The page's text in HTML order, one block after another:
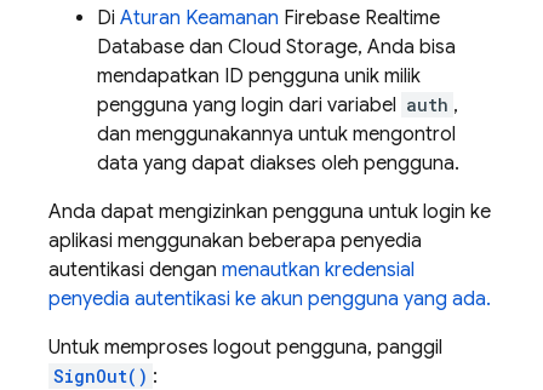
Di Aturan Keamanan Firebase Realtime
Database dan Cloud Storage, Anda bisa
mendapatkan ID pengguna unik milik
pengguna yang login dari variabel auth ,
dan menggunakannya untuk mengontrol
data yang dapat diakses oleh pengguna.
Anda dapat mengizinkan pengguna untuk login ke
aplikasi menggunakan beberapa penyedia
autentikasi dengan menautkan kredensial
penyedia autentikasi ke akun pengguna yang ada.
Untuk memproses logout pengguna, panggil
SignOut() :